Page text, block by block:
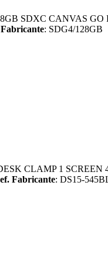
SDXC CANVAS GO
: SDG4/128GB
CLAMP 1 SCREEN
Fabricante: DS15-